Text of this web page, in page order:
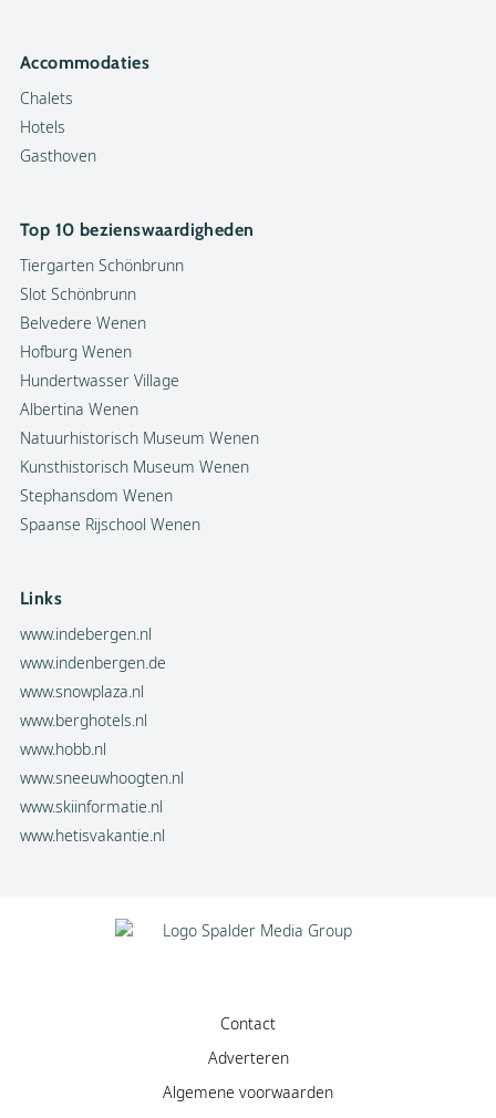
Accommodaties
Chalets
Hotels
Gasthoven
Top 10 bezienswaardigheden
Tiergarten Schönbrunn
Slot Schönbrunn
Belvedere Wenen
Hofburg Wenen
Hundertwasser Village
Albertina Wenen
Natuurhistorisch Museum Wenen
Kunsthistorisch Museum Wenen
Stephansdom Wenen
Spaanse Rijschool Wenen
Links
www.indebergen.nl
www.indenbergen.de
www.snowplaza.nl
www.berghotels.nl
www.hobb.nl
www.sneeuwhoogten.nl
www.skiinformatie.nl
www.hetisvakantie.nl
Contact
Adverteren
Algemene voorwaarden